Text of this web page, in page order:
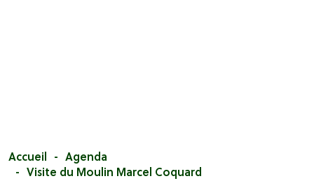
Accueil
Agenda
Visite du Moulin Marcel Coquard